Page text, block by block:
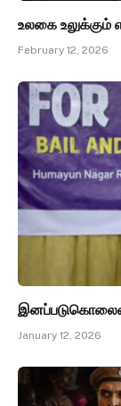
உலகை
February 12, 2026
January 12, 2026